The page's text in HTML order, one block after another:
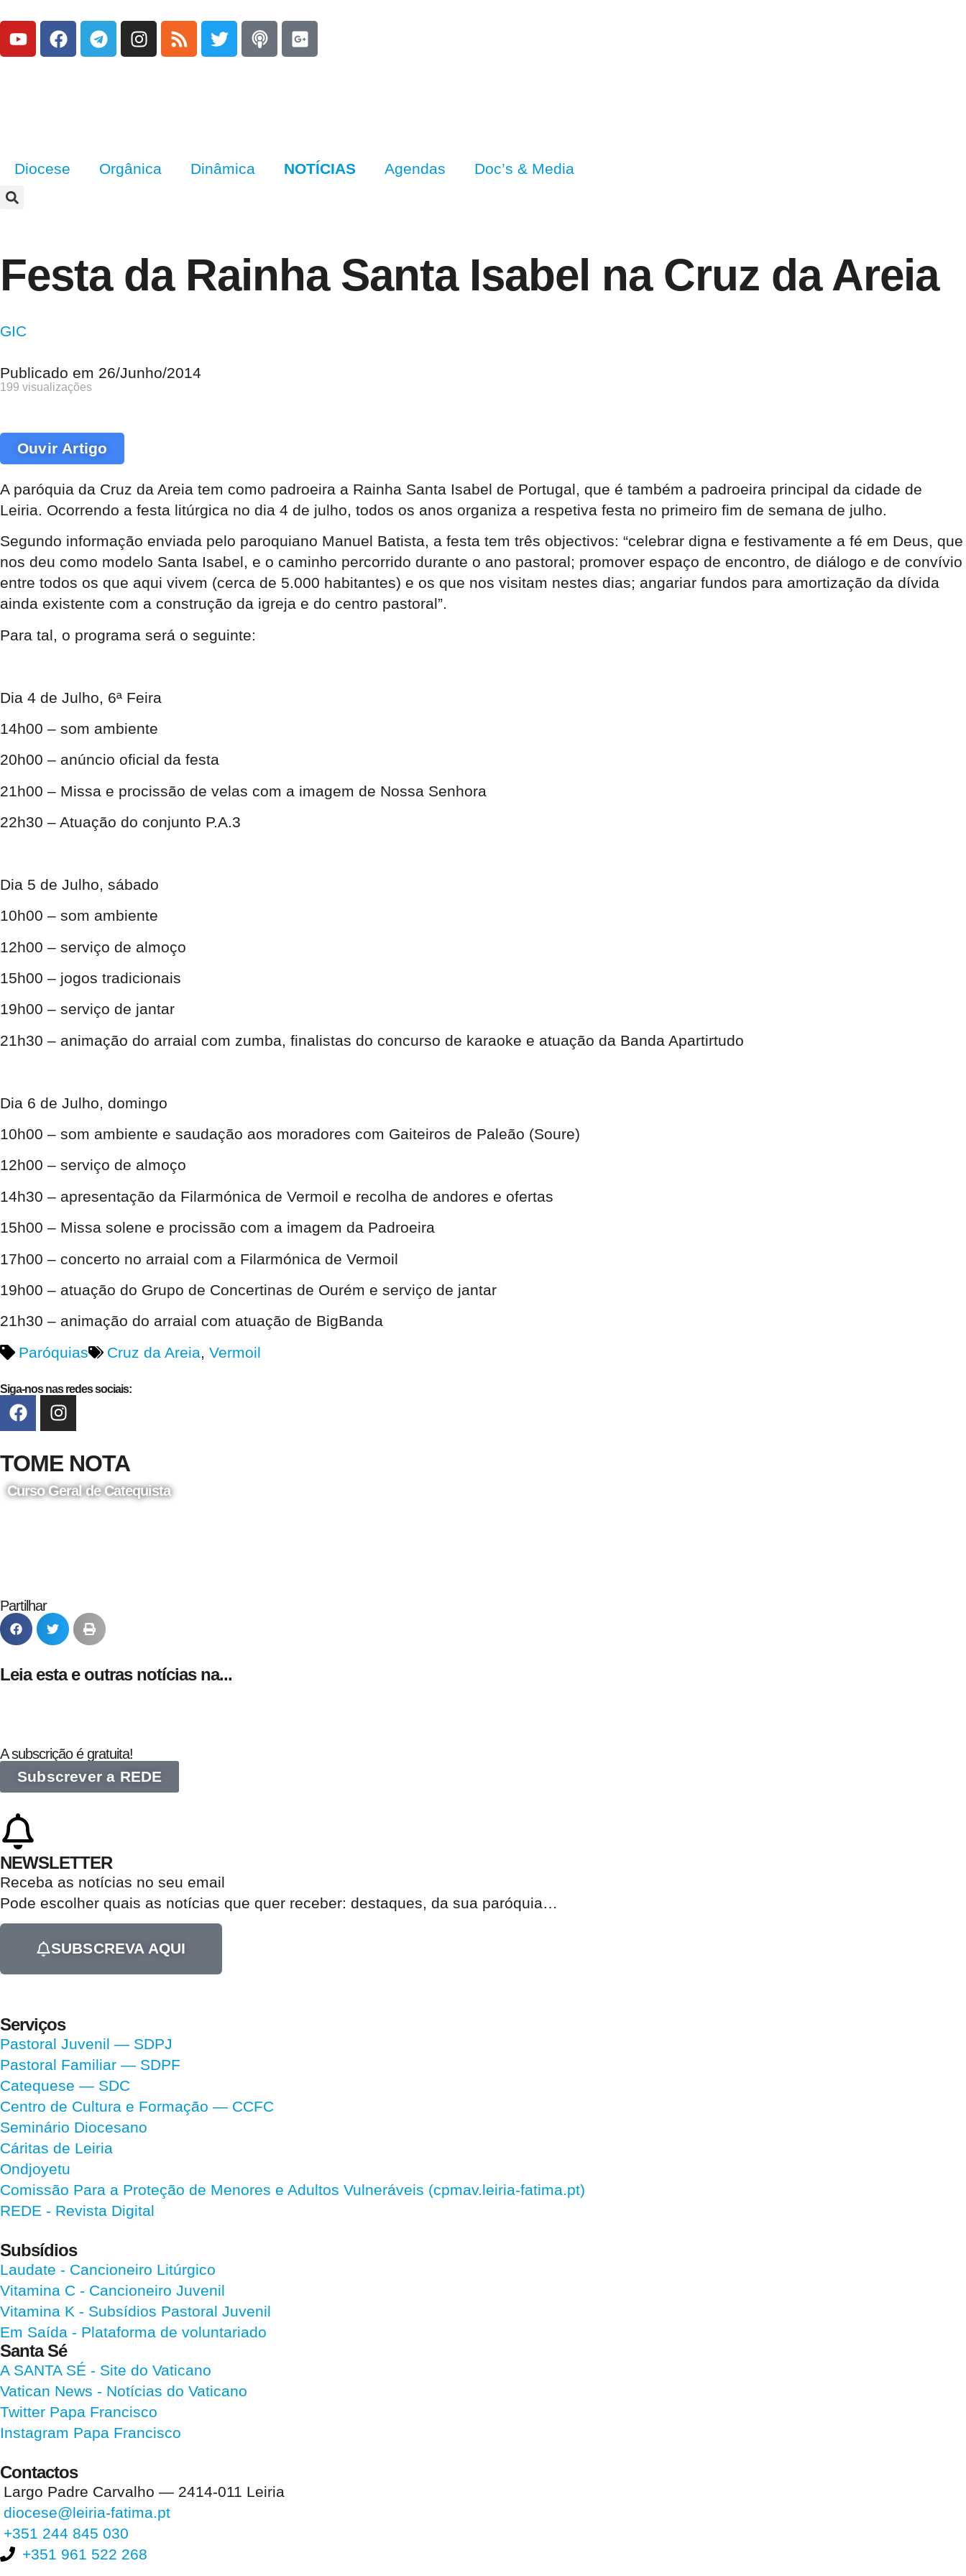
Diocese Orgânica Dinâmica NOTÍCIAS Agendas Doc’s & Media
Festa da Rainha Santa Isabel na Cruz da Areia
GIC
Publicado em 26/Junho/2014
199 visualizações
Ouvir Artigo
A paróquia da Cruz da Areia tem como padroeira a Rainha Santa Isabel de Portugal, que é também a padroeira principal da cidade de
Leiria. Ocorrendo a festa litúrgica no dia 4 de julho, todos os anos organiza a respetiva festa no primeiro fim de semana de julho.
Segundo informação enviada pelo paroquiano Manuel Batista, a festa tem três objectivos: “celebrar digna e festivamente a fé em Deus, que
nos deu como modelo Santa Isabel, e o caminho percorrido durante o ano pastoral; promover espaço de encontro, de diálogo e de convívio
entre todos os que aqui vivem (cerca de 5.000 habitantes) e os que nos visitam nestes dias; angariar fundos para amortização da dívida
ainda existente com a construção da igreja e do centro pastoral”.
Para tal, o programa será o seguinte:
Dia 4 de Julho, 6ª Feira
14h00 – som ambiente
20h00 – anúncio oficial da festa
21h00 – Missa e procissão de velas com a imagem de Nossa Senhora
22h30 – Atuação do conjunto P.A.3
Dia 5 de Julho, sábado
10h00 – som ambiente
12h00 – serviço de almoço
15h00 – jogos tradicionais
19h00 – serviço de jantar
21h30 – animação do arraial com zumba, finalistas do concurso de karaoke e atuação da Banda Apartirtudo
Dia 6 de Julho, domingo
10h00 – som ambiente e saudação aos moradores com Gaiteiros de Paleão (Soure)
12h00 – serviço de almoço
14h30 – apresentação da Filarmónica de Vermoil e recolha de andores e ofertas
15h00 – Missa solene e procissão com a imagem da Padroeira
17h00 – concerto no arraial com a Filarmónica de Vermoil
19h00 – atuação do Grupo de Concertinas de Ourém e serviço de jantar
21h30 – animação do arraial com atuação de BigBanda
Paróquias
Cruz da Areia, Vermoil
Siga-nos nas redes sociais:
TOME NOTA
Curso Geral de Catequista
Partilhar
Leia esta e outras notícias na...
A subscrição é gratuita!
Subscrever a REDE
NEWSLETTER
Receba as notícias no seu email​
Pode escolher quais as notícias que quer receber: destaques, da sua paróquia…
SUBSCREVA AQUI
Serviços
Pastoral Juvenil — SDPJ
Pastoral Familiar — SDPF
Catequese — SDC
Centro de Cultura e Formação — CCFC
Seminário Diocesano
Cáritas de Leiria
Ondjoyetu
Comissão Para a Proteção de Menores e Adultos Vulneráveis (cpmav.leiria-fatima.pt)
REDE - Revista Digital
Subsídios
Laudate - Cancioneiro Litúrgico
Vitamina C - Cancioneiro Juvenil
Vitamina K - Subsídios Pastoral Juvenil
Em Saída - Plataforma de voluntariado
Santa Sé
A SANTA SÉ - Site do Vaticano
Vatican News - Notícias do Vaticano
Twitter Papa Francisco
Instagram Papa Francisco
Contactos
Largo Padre Carvalho — 2414-011 Leiria
diocese@leiria-fatima.pt
+351 244 845 030
+351 961 522 268